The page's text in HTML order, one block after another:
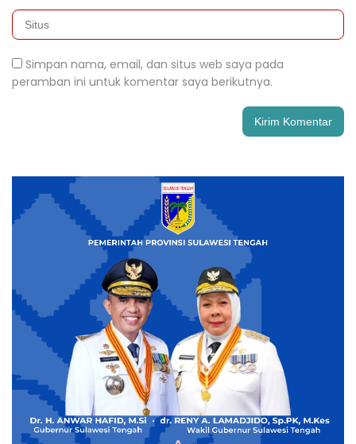
Simpan nama, email, dan situs web saya pada
peramban ini untuk komentar saya berikutnya.